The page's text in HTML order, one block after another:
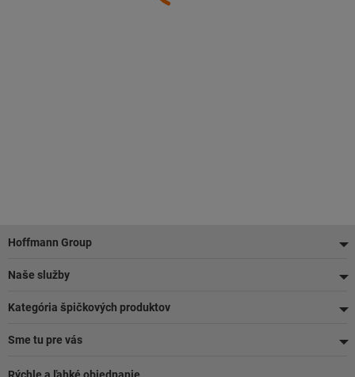
Pätička
Hoffmann Group
Naše služby
Kategória špičkových produktov
Sme tu pre vás